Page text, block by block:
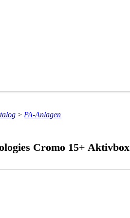
> PA-Anlagen
Cromo 15+ Aktivbox